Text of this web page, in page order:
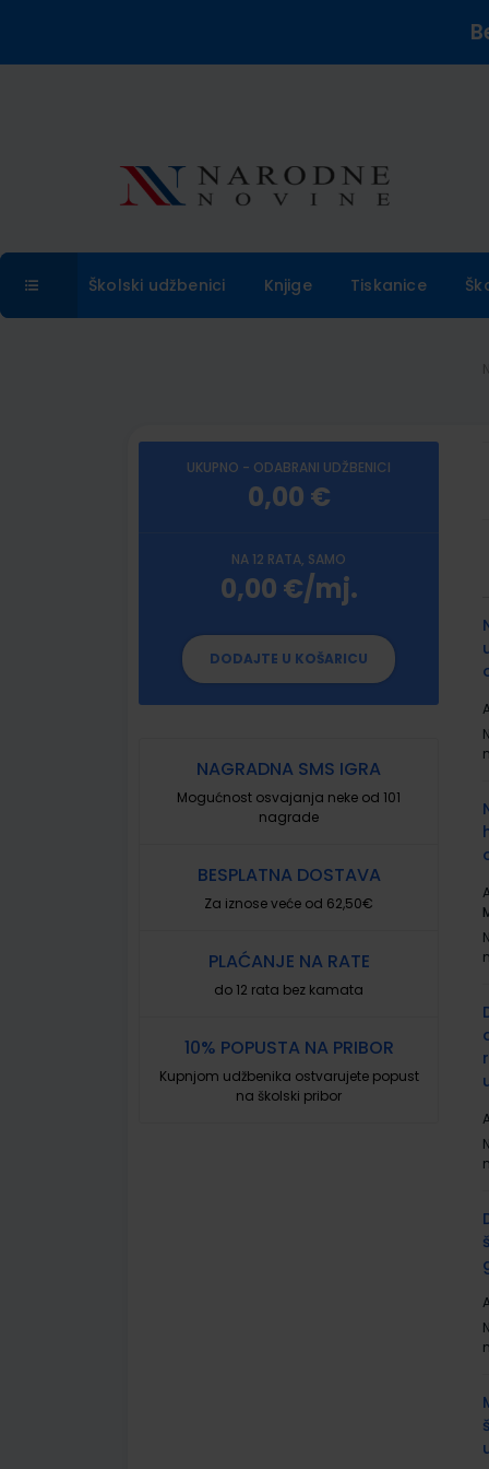
Školski udžbenici Knjige Tiskanice
UKUPNO - ODABRANI UDŽBENICI
0,00 €
NA 12 RATA, SAMO
0,00 €/mj.
DODAJTE U KOŠARICU
NAGRADNA SMS IGRA
Mogućnost osvajanja neke od 101
nagrade
BESPLATNA DOSTAVA
Za iznose veće od 62,50€
PLAĆANJE NA RATE
do 12 rata bez kamata
10% POPUSTA NA PRIBOR
Kupnjom udžbenika ostvarujete popust
na školski pribor